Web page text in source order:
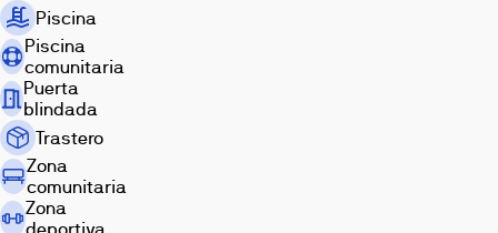
salón
social
y
gourmet.
Una
promoción
exclusiva
en
el
Piscina
Piscina
comunitaria
Puerta
blindada
Trastero
Zona
comunitaria
Zona